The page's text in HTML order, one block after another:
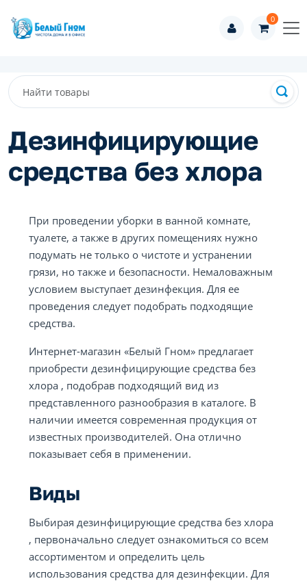
0
Дезинфицирующие
средства без хлора
При проведении уборки в ванной комнате,
туалете, а также в других помещениях нужно
подумать не только о чистоте и устранении
грязи, но также и безопасности. Немаловажным
условием выступает дезинфекция. Для ее
проведения следует подобрать подходящие
средства.
Интернет-магазин «Белый Гном» предлагает
приобрести дезинфицирующие средства без
хлора , подобрав подходящий вид из
представленного разнообразия в каталоге. В
наличии имеется современная продукция от
известных производителей. Она отлично
показывает себя в применении.
Виды
Выбирая дезинфицирующие средства без хлора
, первоначально следует ознакомиться со всем
ассортиментом и определить цель
использования средства для дезинфекции. Для